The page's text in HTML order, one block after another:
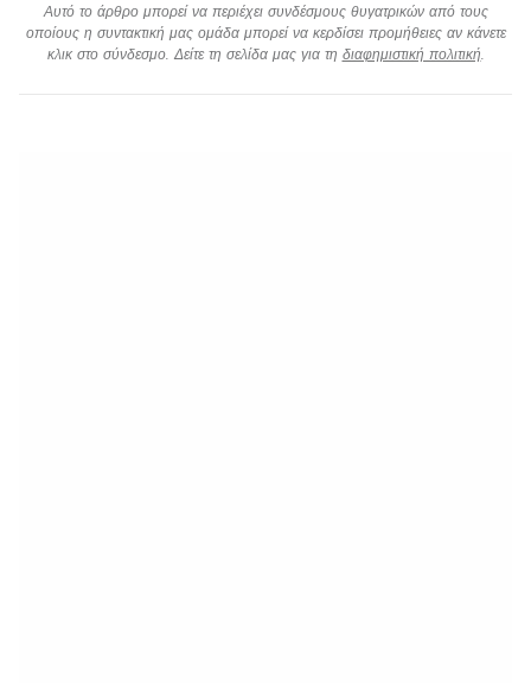
Αυτό το άρθρο μπορεί να περιέχει συνδέσμους θυγατρικών από τους
οποίους η συντακτική μας ομάδα μπορεί να κερδίσει προμήθειες αν κάνετε
κλικ στο σύνδεσμο. Δείτε τη σελίδα μας για τη διαφημιστική πολιτική.